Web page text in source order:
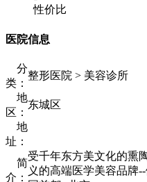
性价比
医院信息
分
类：
整形医院 > 美容诊所
地
区：
东城区
地
址：
简
介：
受千年东方美文化的熏
义的高端医学美容品牌